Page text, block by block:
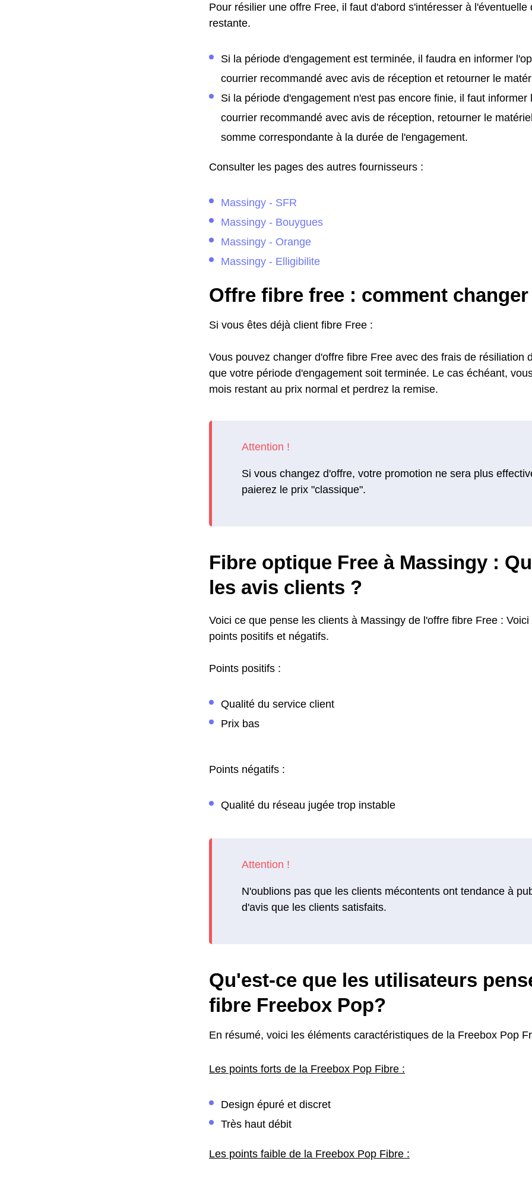
Pour résilier une offre Free, il faut d'abord s'intéresser à l'éventuelle
restante.
Si la période d'engagement est terminée, il faudra en informer
courrier recommandé avec avis de réception et retourner le
Si la période d'engagement n'est pas encore finie, il faut informer
courrier recommandé avec avis de réception, retourner le
somme correspondante à la durée de l'engagement.
Consulter les pages des autres fournisseurs :
Massingy - SFR
Massingy - Bouygues
Massingy - Orange
Massingy - Elligibilite
Offre fibre free : comment
Si vous êtes déjà client fibre Free :
Vous pouvez changer d'offre fibre Free avec des frais de résiliation
que votre période d'engagement soit terminée. Le cas échéant,
mois restant au prix normal et perdrez la remise.
Si vous changez d'offre, votre promotion ne sera plus
paierez le prix "classique".
Fibre optique Free à Massingy :
les avis clients ?
Voici ce que pense les clients à Massingy de l'offre fibre Free :
points positifs et négatifs.
Points positifs :
Qualité du service client
Prix bas
Points négatifs :
Qualité du réseau jugée trop instable
N'oublions pas que les clients mécontents ont tendance à
d'avis que les clients satisfaits.
Qu'est-ce que les utilisateurs
fibre Freebox Pop?
En résumé, voici les éléments caractéristiques de la Freebox Pop
Les points forts de la Freebox Pop Fibre :
Design épuré et discret
Très haut débit
Les points faible de la Freebox Pop Fibre :